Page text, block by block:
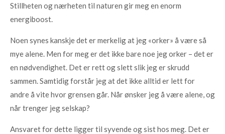
Stillheten og nærheten til naturen gir meg en enorm
energiboost.
Noen synes kanskje det er merkelig at jeg «orker» å være så
mye alene. Men for meg er det ikke bare noe jeg orker – det er
en nødvendighet. Det er rett og slett slik jeg er skrudd
sammen. Samtidig forstår jeg at det ikke alltid er lett for
andre å vite hvor grensen går. Når ønsker jeg å være alene, og
når trenger jeg selskap?
Ansvaret for dette ligger til syvende og sist hos meg. Det er